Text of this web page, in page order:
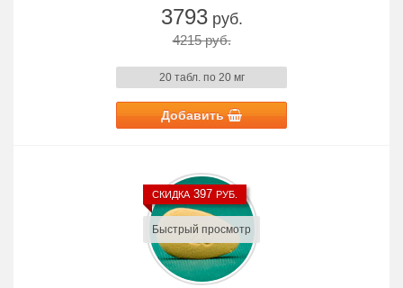
3793руб.
4215 руб.
20 табл. по 20 мг
Добавить
Быстрый просмотр
СКИДКА397 РУБ.